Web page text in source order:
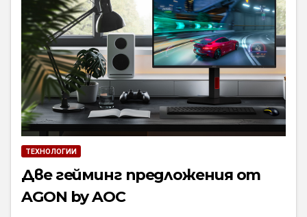
ТЕХНОЛОГИИ
Две гейминг предложения от
AGON by AOC